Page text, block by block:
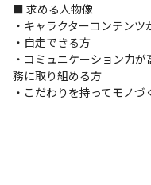
■ 求める人物像
・キャラクターコンテンツ
・自走できる方
・コミュニケーション力
務に取り組める方
・こだわりを持ってモノ